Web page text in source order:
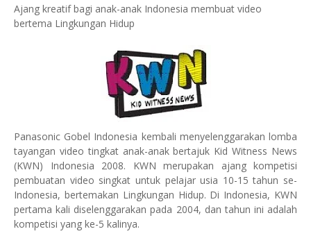
Ajang kreatif bagi anak-anak Indonesia membuat video
bertema Lingkungan Hidup
Panasonic Gobel Indonesia kembali menyelenggarakan lomba
tayangan video tingkat anak-anak bertajuk Kid Witness News
(KWN) Indonesia 2008. KWN merupakan ajang kompetisi
pembuatan video singkat untuk pelajar usia 10-15 tahun se-
Indonesia, bertemakan Lingkungan Hidup. Di Indonesia, KWN
pertama kali diselenggarakan pada 2004, dan tahun ini adalah
kompetisi yang ke-5 kalinya.